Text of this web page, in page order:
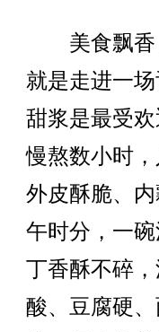
美食飘香
就是走进一
甜浆是最受
慢熬数小时
外皮酥脆、
午时分，一
丁香酥不碎
酸、豆腐硬